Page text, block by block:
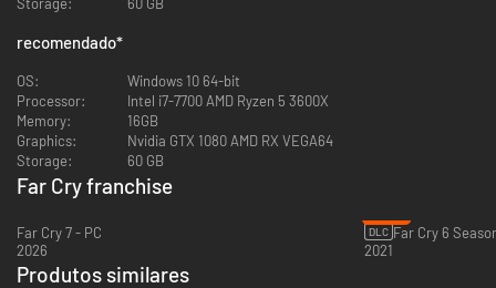
Season Pass de Far Cry 6: o Season Pass inclui três DLC e o Far Cry 3:
explora as suas mentes.
Pack Ultimate: luta com estilo com o Pack Jungle Expedition, o Pack
Croc Hunter e o Pack Vice.
recomendado*
OS:
Windows 10 64-bit
Processor:
Intel i7-7700 AMD Ryzen 5 3600X
Memory:
16GB
Graphics:
Nvidia GTX 1080 AMD RX VEGA64
Storage:
60 GB
Far Cry franchise
Far Cry 7 - PC
2026
DLC
2021
Produtos similares